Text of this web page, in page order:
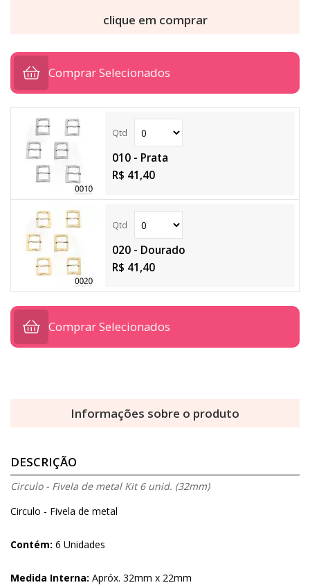
clique em comprar
Comprar Selecionados
010 - Prata
R$ 41,40
020 - Dourado
R$ 41,40
Comprar Selecionados
Informações sobre o produto
DESCRIÇÃO
Circulo - Fivela de metal Kit 6 unid. (32mm)
Circulo - Fivela de metal
Contém: 6 Unidades
Medida Interna: Apróx. 32mm x 22mm